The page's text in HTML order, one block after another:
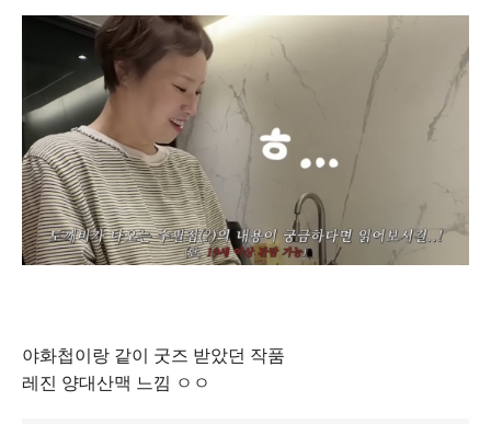
야화첩이랑 같이 굿즈 받았던 작품
레진 양대산맥 느낌 ㅇㅇ